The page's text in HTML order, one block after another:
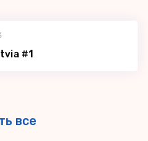
#1
все